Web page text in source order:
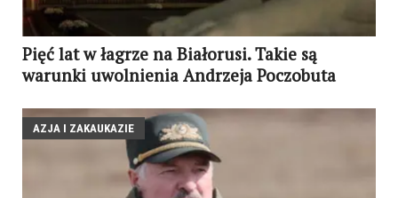
Pięć lat w łagrze na Białorusi. Takie są
warunki uwolnienia Andrzeja Poczobuta
AZJA I ZAKAUKAZIE